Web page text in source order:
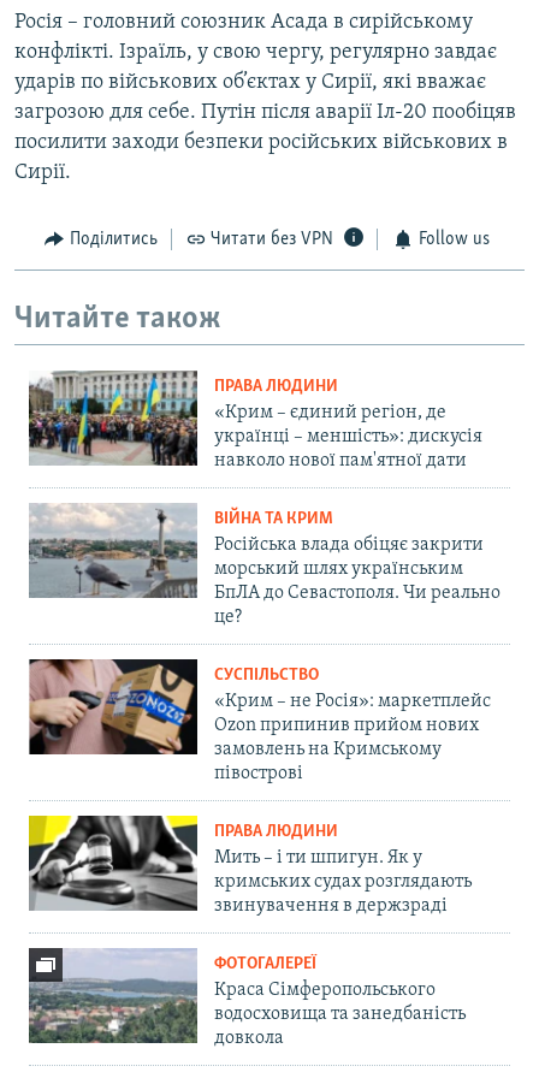
Росія – головний союзник Асада в сирійському
конфлікті. Ізраїль, у свою чергу, регулярно завдає
ударів по військових об’єктах у Сирії, які вважає
загрозою для себе. Путін після аварії Іл-20 пообіцяв
посилити заходи безпеки російських військових в
Сирії.
Поділитись Читати без VPN Follow us
Читайте також
ПРАВА ЛЮДИНИ
«Крим – єдиний регіон, де
українці – меншість»: дискусія
навколо нової пам'ятної дати
ВІЙНА ТА КРИМ
Російська влада обіцяє закрити
морський шлях українським
БпЛА до Севастополя. Чи реально
це?
СУСПІЛЬСТВО
«Крим – не Росія»: маркетплейс
Ozon припинив прийом нових
замовлень на Кримському
півострові
ПРАВА ЛЮДИНИ
Мить – і ти шпигун. Як у
кримських судах розглядають
звинувачення в держзраді
ФОТОГАЛЕРЕЇ
Краса Сімферопольського
водосховища та занедбаність
довкола